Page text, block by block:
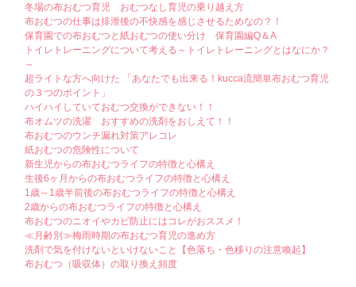
冬場の布おむつ育児 おむつなし育児の乗り越え方
布おむつの仕事は排泄後の不快感を感じさせるためなの？！
保育園での布おむつと紙おむつの使い分け 保育園編Q＆A
トイレトレーニングについて考える～トイレトレーニングとはなにか？
～
超ライトな方へ向けた 「あなたでも出来る！kucca流簡単布おむつ育児
の３つのポイント」
ハイハイしていておむつ交換ができない！！
布オムツの洗濯 おすすめの洗剤をおしえて！！
布おむつのウンチ漏れ対策アレコレ
紙おむつの危険性について
新生児からの布おむつライフの特徴と心構え
生後6ヶ月からの布おむつライフの特徴と心構え
1歳～1歳半前後の布おむつライフの特徴と心構え
2歳からの布おむつライフの特徴と心構え
布おむつのニオイやカビ防止にはコレがおススメ！
≪月齢別≫梅雨時期の布おむつ育児の進め方
洗剤で気を付けないといけないこと【色落ち・色移りの注意喚起】
布おむつ（吸収体）の取り換え頻度